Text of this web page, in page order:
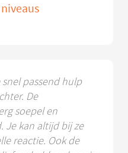
passend hulp
De
soepel en
Je kan altijd bij ze
reactie. Ook de